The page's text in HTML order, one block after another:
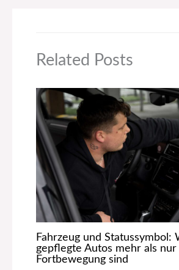
Related Posts
Fahrzeug und Statussymbol:
gepflegte Autos mehr als nur
Fortbewegung sind